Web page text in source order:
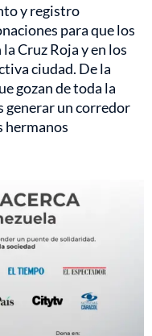
y registro
para que los
Cruz Roja y en los
ciudad. De la
gozan de toda la
generar un corredor
hermanos